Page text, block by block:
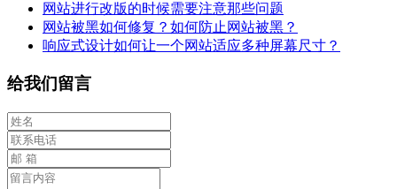
网站进行改版的时候需要注意那些问题
网站被黑如何修复？如何防止网站被黑？
响应式设计如何让一个网站适应多种屏幕尺寸？
给我们留言